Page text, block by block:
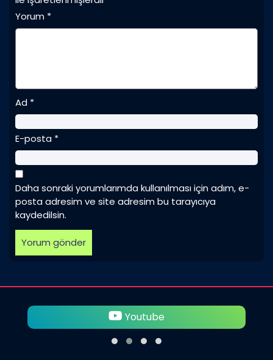
Yorum *
Ad *
E-posta *
Daha sonraki yorumlarımda kullanılması için adım, e-
posta adresim ve site adresim bu tarayıcıya
kaydedilsin.
Youtube